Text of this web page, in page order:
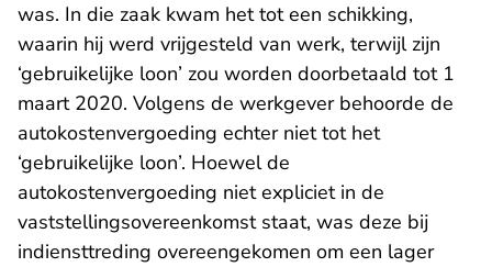
was. In die zaak kwam het tot een schikking,
waarin hij werd vrijgesteld van werk, terwijl zijn
‘gebruikelijke loon’ zou worden doorbetaald tot 1
maart 2020. Volgens de werkgever behoorde de
autokostenvergoeding echter niet tot het
‘gebruikelijke loon’. Hoewel de
autokostenvergoeding niet expliciet in de
vaststellingsovereenkomst staat, was deze bij
indiensttreding overeengekomen om een lager